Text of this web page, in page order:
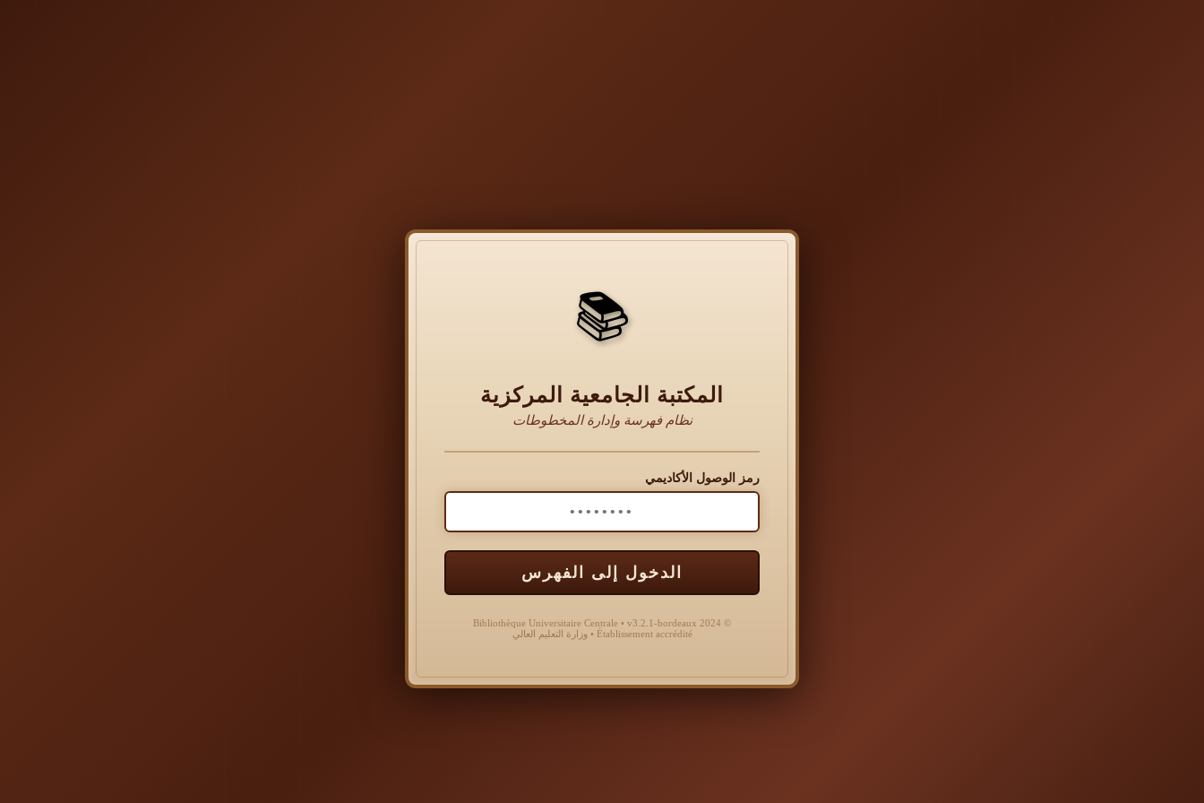
📚
المكتبة الجامعية المركزية
نظام فهرسة وإدارة المخطوطات
رمز الوصول الأكاديمي
الدخول إلى الفهرس
© 2024 Bibliothèque Universitaire Centrale • v3.2.1-bordeaux
Établissement accrédité • وزارة التعليم العالي